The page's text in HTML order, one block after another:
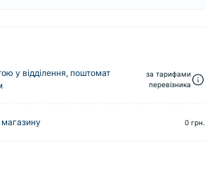
у відділення, поштомат
за тарифами
перевізника
0 грн.